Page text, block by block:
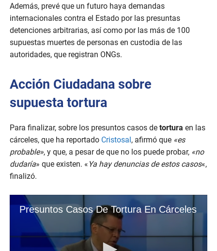
Además, prevé que un futuro haya demandas
internacionales contra el Estado por las presuntas
detenciones arbitrarias, así como por las más de 100
supuestas muertes de personas en custodia de las
autoridades, que registran ONGs.
Acción Ciudadana sobre
supuesta tortura
Para finalizar, sobre los presuntos casos de tortura en las
cárceles, que ha reportado Cristosal, afirmó que «es
probable», y que, a pesar de que no los puede probar, «no
dudaría» que existen. « Ya hay denuncias de estos casos«,
finalizó.